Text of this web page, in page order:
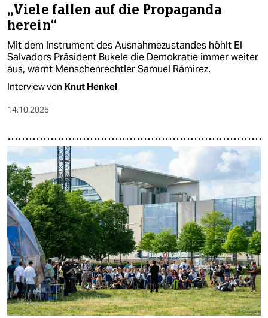
„Viele fallen auf die Propaganda
herein“
Mit dem Instrument des Ausnahmezustandes höhlt El
Salvadors Präsident Bukele die Demokratie immer weiter
aus, warnt Menschenrechtler Samuel Rámirez.
Interview von Knut Henkel
14.10.2025